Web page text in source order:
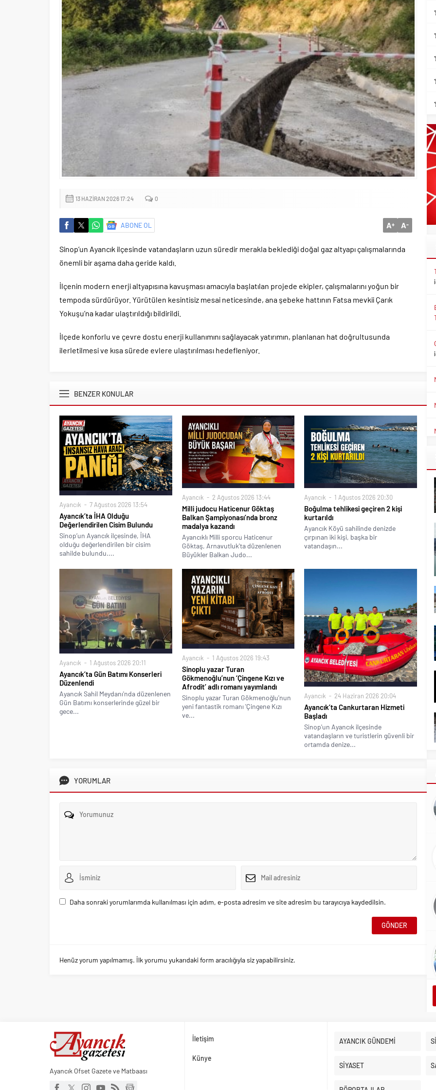
13 HAZIRAN 2026 17:24 0
ABONE OL A+ A-
Sinop’un Ayancık ilçesinde vatandaşların uzun süredir merakla beklediği doğal gaz altyapı çalışmalarında
önemli bir aşama daha geride kaldı.
İlçenin modern enerji altyapısına kavuşması amacıyla başlatılan projede ekipler, çalışmalarını yoğun bir
tempoda sürdürüyor. Yürütülen kesintisiz mesai neticesinde, ana şebeke hattının Fatsa mevkii Çarık
Yokuşu’na kadar ulaştırıldığı bildirildi.
İlçede konforlu ve çevre dostu enerji kullanımını sağlayacak yatırımın, planlanan hat doğrultusunda
ilerletilmesi ve kısa sürede evlere ulaştırılması hedefleniyor.
BENZER KONULAR
Ayancık 7 Ağustos 2026 13:54
Ayancık’ta İHA Olduğu
Değerlendirilen Cisim Bulundu
Sinop’un Ayancık ilçesinde, İHA
olduğu değerlendirilen bir cisim
sahilde bulundu....
Ayancık 2 Ağustos 2026 13:44
Milli judocu Haticenur Göktaş
Balkan Şampiyonası’nda bronz
madalya kazandı
Ayancıklı Milli sporcu Haticenur
Göktaş, Arnavutluk'ta düzenlenen
Büyükler Balkan Judo...
Ayancık 1 Ağustos 2026 20:30
Boğulma tehlikesi geçiren 2 kişi
kurtarıldı
Ayancık Köyü sahilinde denizde
çırpınan iki kişi, başka bir
vatandaşın...
Ayancık 1 Ağustos 2026 20:11
Ayancık’ta Gün Batımı Konserleri
Düzenlendi
Ayancık Sahil Meydanı'nda düzenlenen
Gün Batımı konserlerinde güzel bir
gece...
Ayancık 1 Ağustos 2026 19:43
Sinoplu yazar Turan
Gökmenoğlu’nun ‘Çingene Kızı ve
Afrodit’ adlı romanı yayımlandı
Sinoplu yazar Turan Gökmenoğlu'nun
yeni fantastik romanı 'Çingene Kızı
ve...
Ayancık 24 Haziran 2026 20:04
Ayancık’ta Cankurtaran Hizmeti
Başladı
Sinop'un Ayancık ilçesinde
vatandaşların ve turistlerin güvenli bir
ortamda denize...
YORUMLAR
Daha sonraki yorumlarımda kullanılması için adım, e-posta adresim ve site adresim bu tarayıcıya kaydedilsin.
Henüz yorum yapılmamış. İlk yorumu yukarıdaki form aracılığıyla siz yapabilirsiniz.
Ayancık Ofset Gazete ve Matbaası
İletişim
Künye
AYANCIK GÜNDEMİ
SİYASET